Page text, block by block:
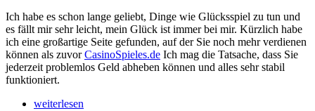
Ich habe es schon lange geliebt, Dinge wie Glücksspiel zu tun und
es fällt mir sehr leicht, mein Glück ist immer bei mir. Kürzlich habe
ich eine großartige Seite gefunden, auf der Sie noch mehr verdienen
können als zuvorCasinoSpieles.de Ich mag die Tatsache, dass Sie
jederzeit problemlos Geld abheben können und alles sehr stabil
funktioniert.
weiterlesen